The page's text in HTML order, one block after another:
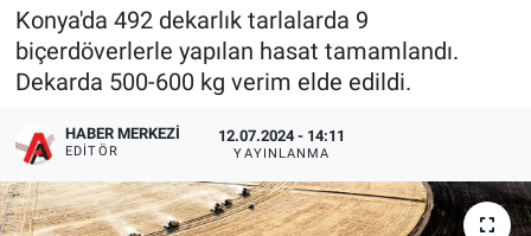
Konya'da 492 dekarlık tarlalarda 9
biçerdöverlerle yapılan hasat tamamlandı.
Dekarda 500-600 kg verim elde edildi.
HABER MERKEZI
EDITÖR
12.07.2024 - 14:11
YAYINLANMA